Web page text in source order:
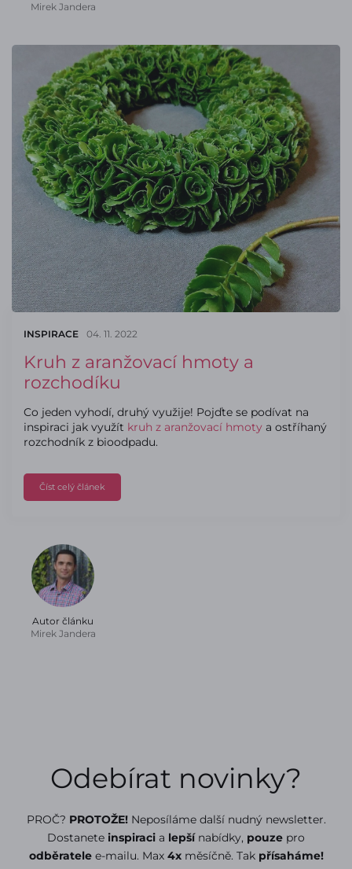
Mirek Jandera
INSPIRACE 04. 11. 2022
Kruh z aranžovací hmoty a
rozchodíku
Co jeden vyhodí, druhý využije! Pojďte se podívat na
inspiraci jak využít kruh z aranžovací hmoty a ostříhaný
rozchodník z bioodpadu.
Číst celý článek
Autor článku
Mirek Jandera
Odebírat novinky?
PROČ? PROTOŽE! Neposíláme další nudný newsletter.
Dostanete inspiraci a lepšínabídky, pouze pro
odběratelee-mailu. Max 4xměsíčně. Tak přísaháme!